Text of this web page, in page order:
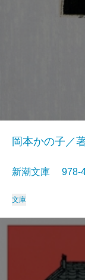
岡本かの子／
新潮文庫 978-
文庫